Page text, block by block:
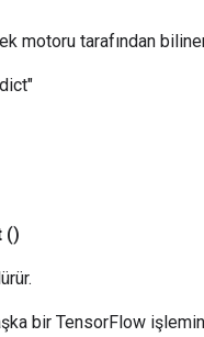
motoru tarafından
()
bir TensorFlow